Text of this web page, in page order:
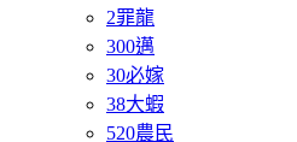
2罪龍
300邁
30必嫁
38大蝦
520農民